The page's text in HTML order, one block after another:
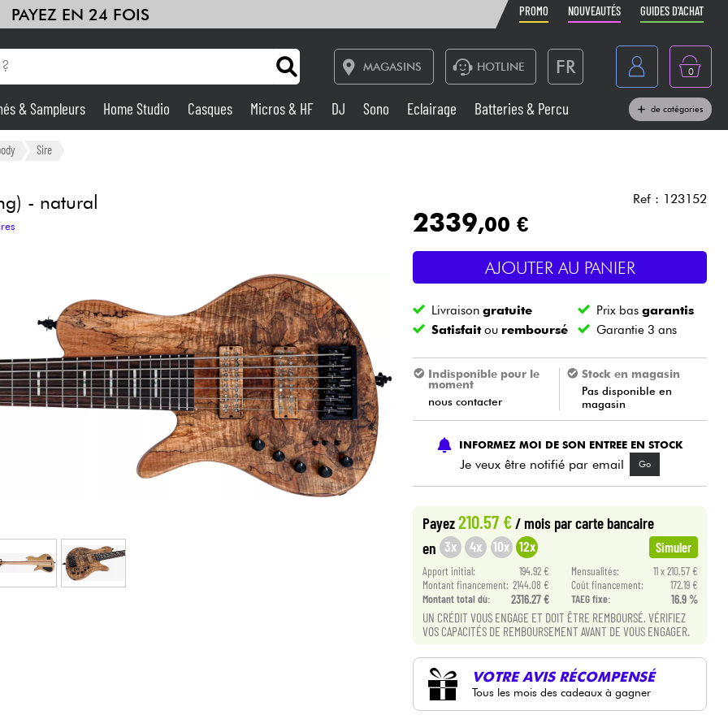
PAYEZ EN 24 FOIS PROMO NOUVEAUTÉS GUIDES D'ACHAT
MAGASINS HOTLINE FR
Belgique
België
Nederland
0
Home Studio
Sono
Vents
Eveil Musical Câbles & Access.
Packs
Voir nos marques
& Sampleurs Home Studio Casques Micros & HF DJ Sono Eclairage Batteries & Percu de catégories
Sire
- natural Ref : 123152
2339,00 €
AJOUTER AU PANIER
Livraisongratuite Prix bas garantis
Satisfaitou remboursé Garantie 3 ans
Indisponible pour le
moment
nous contacter
Stock en magasin
Pas disponible en
magasin
INFORMEZ MOI DE SON ENTREE EN STOCK
Je veux être notifié par email Go
Payez210.57 €/ mois par carte bancaire
en 3x 4x 10x 12x Simuler
Apport initial: 194.92 € Mensualités:
11 x 210.57 €
Montant financement: 2144.08 € Coût financement:
172.19 €
Montant total dù:
2316.27 € TAEG fixe: 16.9 %
UN CRÉDIT VOUS ENGAGE ET DOIT ÊTRE REMBOURSÉ. VÉRIFIEZ
VOS CAPACITÉS DE REMBOURSEMENT AVANT DE VOUS ENGAGER.
VOTRE AVIS RÉCOMPENSÉ
Tous les mois des cadeaux à gagner